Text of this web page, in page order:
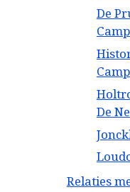
De
De
Relaties